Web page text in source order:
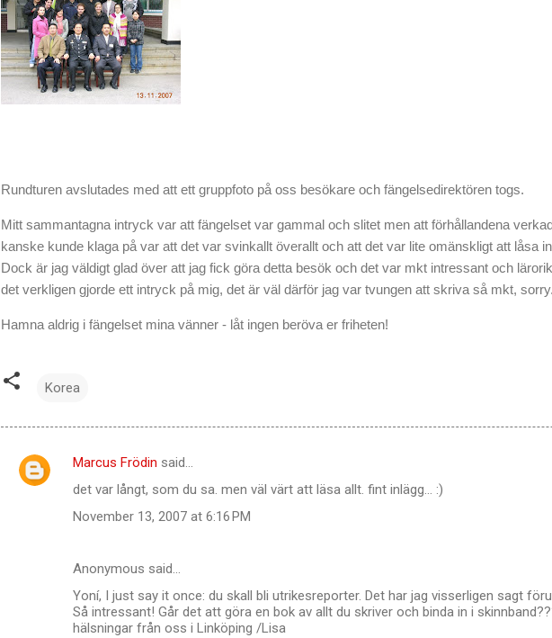
Rundturen avslutades med att ett gruppfoto på oss besökare och fängelsedirektören togs.
Mitt sammantagna intryck var att fängelset var gammal och slitet men att förhållandena
kanske kunde klaga på var att det var svinkallt överallt och att det var lite omänskligt att låsa
Dock är jag väldigt glad över att jag fick göra detta besök och det var mkt intressant och
det verkligen gjorde ett intryck på mig, det är väl därför jag var tvungen att skriva så mkt, sorry.
Hamna aldrig i fängelset mina vänner - låt ingen beröva er friheten!
Korea
C
Marcus Frödin said…
det var långt, som du sa. men väl värt att läsa allt. fint inlägg... :)
November 13, 2007 at 6:16 PM
Anonymous said…
Yoní, I just say it once: du skall bli utrikesreporter. Det har jag visserligen sagt
Så intressant! Går det att göra en bok av allt du skriver och binda in i
hälsningar från oss i Linköping /Lisa